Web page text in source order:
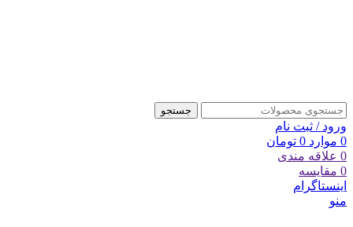
جستجو
ورود / ثبت نام
0 موارد 0 تومان
0 علاقه مندی
0 مقایسه
اینستاگرام
منو